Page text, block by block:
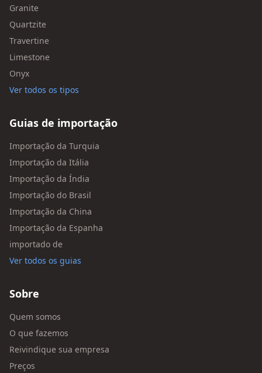
Granite
Quartzite
Travertine
Limestone
Onyx
Ver todos os tipos
Guias de importação
Importação da Turquia
Importação da Itália
Importação da Índia
Importação do Brasil
Importação da China
Importação da Espanha
importado de
Ver todos os guias
Sobre
Quem somos
O que fazemos
Reivindique sua empresa
Preços